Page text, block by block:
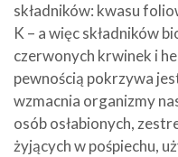
składników: kwasu
K – a więc składników
czerwonych krwinek i
pewnością pokrzywa
wzmacnia organizmy
osób osłabionych,
żyjących w pośpiechu,